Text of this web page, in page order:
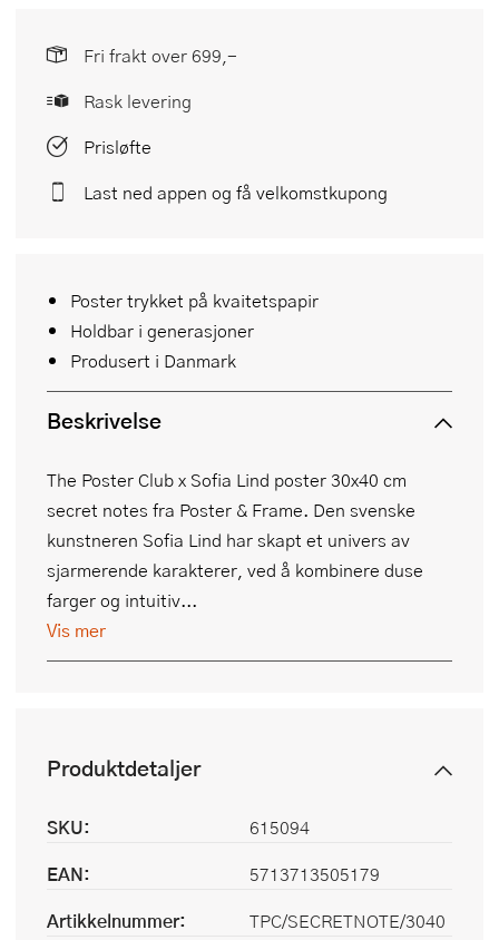
Poster trykket på kvaitetspapir
Holdbar i generasjoner
Produsert i Danmark
Beskrivelse
The Poster Club x Sofia Lind poster 30x40 cm
secret notes fra Poster & Frame. Den svenske
kunstneren Sofia Lind har skapt et univers av
sjarmerende karakterer, ved å kombinere duse
farger og intuitiv...
Vis mer
Fri frakt over 699,-
Rask levering
Prisløfte
Last ned appen og få velkomstkupong
Produktdetaljer
SKU:
615094
EAN:
5713713505179
Artikkelnummer:
TPC/SECRETNOTE/3040